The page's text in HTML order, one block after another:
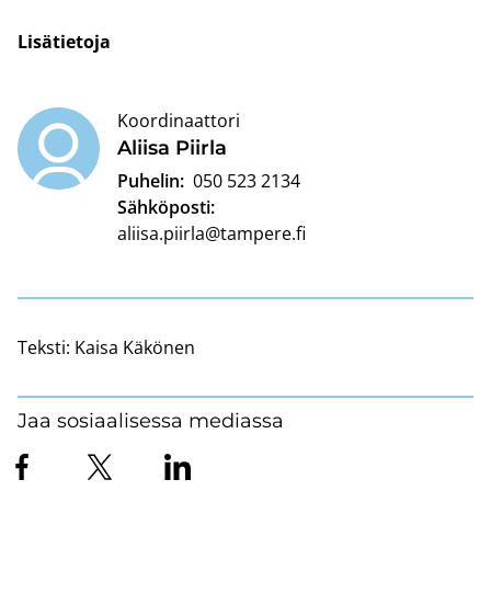
Li­sä­tie­to­ja
Alii­sa Piir­la
Koordinaattori
Puhelin: 050 523 2134
Sähköposti:
aliisa.piirla@tampere.fi
Teksti: Kaisa Käkönen
Jaa sosiaalisessa mediassa